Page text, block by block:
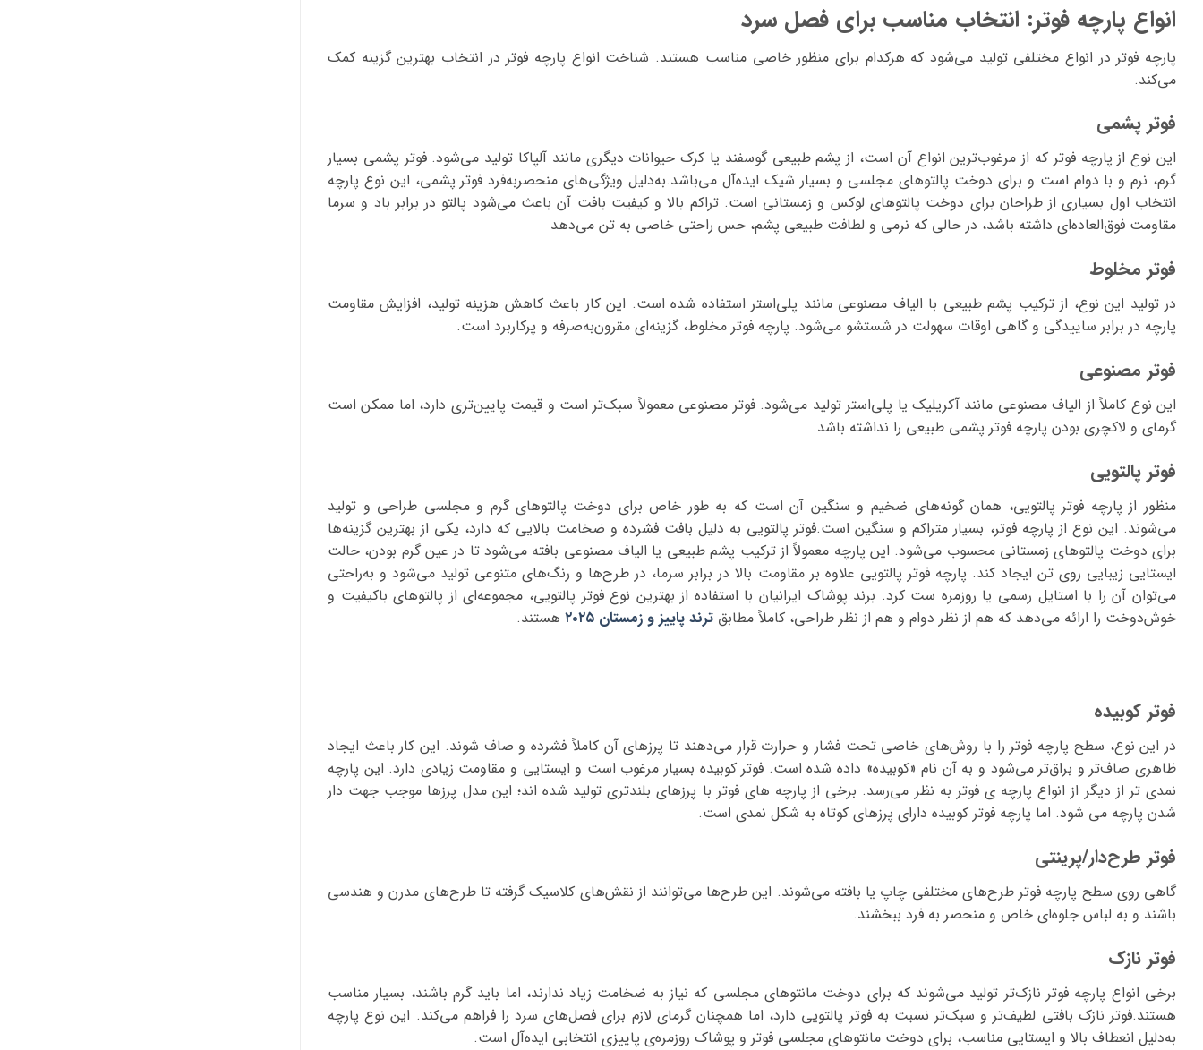
انواع پارچه فوتر: انتخاب مناسب برای فصل سرد
پارچه فوتر در انواع مختلفی تولید می‌شود که هرکدام برای منظور خاصی مناسب هستند. شناخت انواع پارچه فوتر در انتخاب بهترین گزینه کمک
می‌کند.
فوتر پشمی
این نوع از پارچه فوتر که از مرغوب‌ترین انواع آن است، از پشم طبیعی گوسفند یا کرک حیوانات دیگری مانند آلپاکا تولید می‌شود. فوتر پشمی بسیار
گرم، نرم و با دوام است و برای دوخت پالتوهای مجلسی و بسیار شیک ایده‌آل می‌باشد.به‌دلیل ویژگی‌های منحصربه‌فرد فوتر پشمی، این نوع پارچه
انتخاب اول بسیاری از طراحان برای دوخت پالتوهای لوکس و زمستانی است. تراکم بالا و کیفیت بافت آن باعث می‌شود پالتو در برابر باد و سرما
مقاومت فوق‌العاده‌ای داشته باشد، در حالی که نرمی و لطافت طبیعی پشم، حس راحتی خاصی به تن می‌دهد
فوتر مخلوط
در تولید این نوع، از ترکیب پشم طبیعی با الیاف مصنوعی مانند پلی‌استر استفاده شده است. این کار باعث کاهش هزینه تولید، افزایش مقاومت
پارچه در برابر ساییدگی و گاهی اوقات سهولت در شستشو می‌شود. پارچه فوتر مخلوط، گزینه‌ای مقرون‌به‌صرفه و پرکاربرد است.
فوتر مصنوعی
این نوع کاملاً از الیاف مصنوعی مانند آکریلیک یا پلی‌استر تولید می‌شود. فوتر مصنوعی معمولاً سبک‌تر است و قیمت پایین‌تری دارد، اما ممکن است
گرمای و لاکچری بودن پارچه فوتر پشمی طبیعی را نداشته باشد.
فوتر پالتویی
منظور از پارچه فوتر پالتویی، همان گونه‌های ضخیم و سنگین آن است که به طور خاص برای دوخت پالتوهای گرم و مجلسی طراحی و تولید
می‌شوند. این نوع از پارچه فوتر، بسیار متراکم و سنگین است.فوتر پالتویی به دلیل بافت فشرده و ضخامت بالایی که دارد، یکی از بهترین گزینه‌ها
برای دوخت پالتوهای زمستانی محسوب می‌شود. این پارچه معمولاً از ترکیب پشم طبیعی یا الیاف مصنوعی بافته می‌شود تا در عین گرم بودن، حالت
ایستایی زیبایی روی تن ایجاد کند. پارچه فوتر پالتویی علاوه بر مقاومت بالا در برابر سرما، در طرح‌ها و رنگ‌های متنوعی تولید می‌شود و به‌راحتی
می‌توان آن را با استایل رسمی یا روزمره ست کرد. برند پوشاک ایرانیان با استفاده از بهترین نوع فوتر پالتویی، مجموعه‌ای از پالتوهای باکیفیت و
خوش‌دوخت را ارائه می‌دهد که هم از نظر دوام و هم از نظر طراحی، کاملاً مطابق ترند پاییز و زمستان ۲۰۲۵ هستند.
فوتر کوبیده
در این نوع، سطح پارچه فوتر را با روش‌های خاصی تحت فشار و حرارت قرار می‌دهند تا پرزهای آن کاملاً فشرده و صاف شوند. این کار باعث ایجاد
ظاهری صاف‌تر و براق‌تر می‌شود و به آن نام «کوبیده» داده شده است. فوتر کوبیده بسیار مرغوب است و ایستایی و مقاومت زیادی دارد. این پارچه
نمدی تر از دیگر از انواع پارچه ی فوتر به نظر می‌رسد. برخی از پارچه های فوتر با پرزهای بلندتری تولید شده اند؛ این مدل پرزها موجب جهت دار
شدن پارچه می شود. اما پارچه فوتر کوبیده دارای پرزهای کوتاه به شکل نمدی است.
فوتر طرح‌دار/پرینتی
گاهی روی سطح پارچه فوتر طرح‌های مختلفی چاپ یا بافته می‌شوند. این طرح‌ها می‌توانند از نقش‌های کلاسیک گرفته تا طرح‌های مدرن و هندسی
باشند و به لباس جلوه‌ای خاص و منحصر به فرد ببخشند.
فوتر نازک
برخی انواع پارچه فوتر نازک‌تر تولید می‌شوند که برای دوخت مانتوهای مجلسی که نیاز به ضخامت زیاد ندارند، اما باید گرم باشند، بسیار مناسب
هستند.فوتر نازک بافتی لطیف‌تر و سبک‌تر نسبت به فوتر پالتویی دارد، اما همچنان گرمای لازم برای فصل‌های سرد را فراهم می‌کند. این نوع پارچه
به‌دلیل انعطاف بالا و ایستایی مناسب، برای دوخت مانتوهای مجلسی فوتر و پوشاک روزمره‌ی پاییزی انتخابی ایده‌آل است.